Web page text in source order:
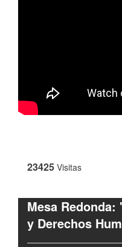
23425 Visitas
Mesa
y Derechos